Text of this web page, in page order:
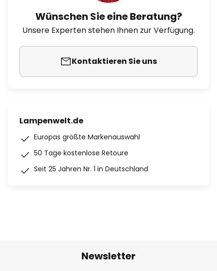
Wünschen Sie eine Beratung?
Unsere Experten stehen Ihnen zur Verfügung.
Kontaktieren Sie uns
Lampenwelt.de
Europas größte Markenauswahl
50 Tage kostenlose Retoure
Seit 25 Jahren Nr. 1 in Deutschland
Newsletter